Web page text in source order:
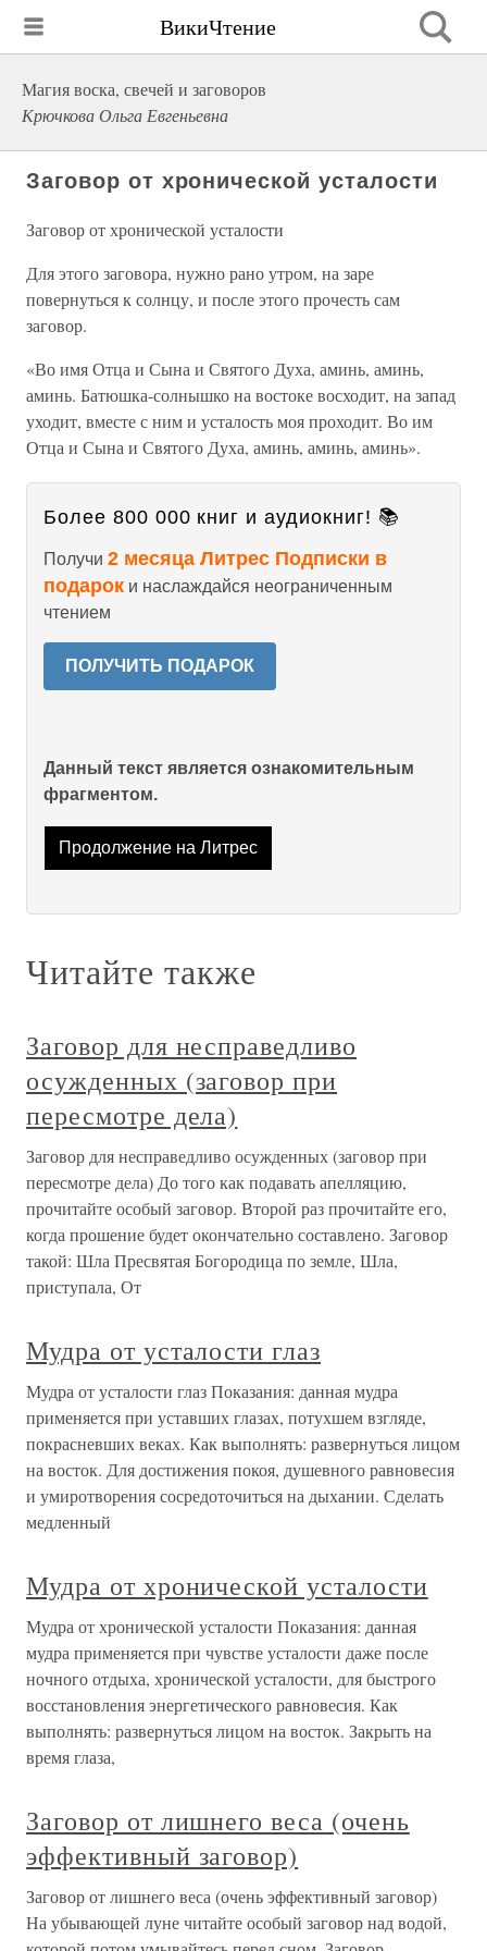
ВикиЧтение
Магия воска, свечей и заговоров
Крючкова Ольга Евгеньевна
Заговор от хронической усталости
Заговор от хронической усталости
Для этого заговора, нужно рано утром, на заре
повернуться к солнцу, и после этого прочесть сам
заговор.
«Во имя Отца и Сына и Святого Духа, аминь, аминь,
аминь. Батюшка-солнышко на востоке восходит, на запад
уходит, вместе с ним и усталость моя проходит. Во им
Отца и Сына и Святого Духа, аминь, аминь, аминь».
Более 800 000 книг и аудиокниг! 📚
Получи 2 месяца Литрес Подписки в
подарок и наслаждайся неограниченным
чтением
ПОЛУЧИТЬ ПОДАРОК
Данный текст является ознакомительным
фрагментом.
Продолжение на Литрес
Читайте также
Заговор для несправедливо
осужденных (заговор при
пересмотре дела)
Заговор для несправедливо осужденных (заговор при
пересмотре дела) До того как подавать апелляцию,
прочитайте особый заговор. Второй раз прочитайте его,
когда прошение будет окончательно составлено. Заговор
такой: Шла Пресвятая Богородица по земле, Шла,
приступала, От
Мудра от усталости глаз
Мудра от усталости глаз Показания: данная мудра
применяется при уставших глазах, потухшем взгляде,
покрасневших веках. Как выполнять: развернуться лицом
на восток. Для достижения покоя, душевного равновесия
и умиротворения сосредоточиться на дыхании. Сделать
медленный
Мудра от хронической усталости
Мудра от хронической усталости Показания: данная
мудра применяется при чувстве усталости даже после
ночного отдыха, хронической усталости, для быстрого
восстановления энергетического равновесия. Как
выполнять: развернуться лицом на восток. Закрыть на
время глаза,
Заговор от лишнего веса (очень
эффективный заговор)
Заговор от лишнего веса (очень эффективный заговор)
На убывающей луне читайте особый заговор над водой,